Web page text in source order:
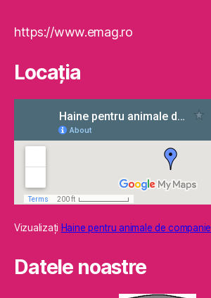
https://www.emag.ro
Locaţia
Vizualizaţi Haine pentru animale de companie
Datele noastre